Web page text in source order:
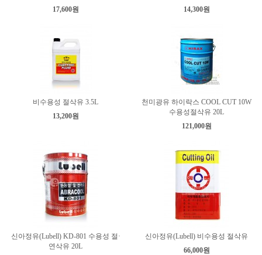
17,600원
14,300원
비수용성 절삭유 3.5L
13,200원
천미광유 하이락스 COOL CUT 10W
수용성절삭유 20L
121,000원
신아정유(Lubell) KD-801 수용성 절·
연삭유 20L
신아정유(Lubell) 비수용성 절삭유
66,000원